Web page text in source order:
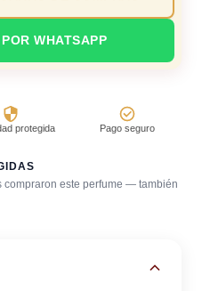
WHATSAPP
protegida Pago seguro
compraron este perfume — también